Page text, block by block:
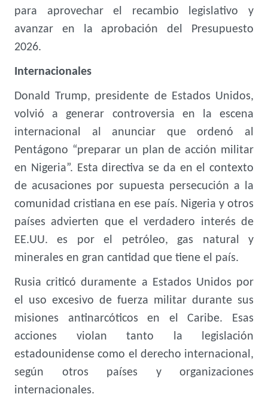
para aprovechar el recambio legislativo y
avanzar en la aprobación del Presupuesto
2026.
Internacionales
Donald Trump, presidente de Estados Unidos,
volvió a generar controversia en la escena
internacional al anunciar que ordenó al
Pentágono “preparar un plan de acción militar
en Nigeria”. Esta directiva se da en el contexto
de acusaciones por supuesta persecución a la
comunidad cristiana en ese país. Nigeria y otros
países advierten que el verdadero interés de
EE.UU. es por el petróleo, gas natural y
minerales en gran cantidad que tiene el país.
Rusia criticó duramente a Estados Unidos por
el uso excesivo de fuerza militar durante sus
misiones antinarcóticos en el Caribe. Esas
acciones violan tanto la legislación
estadounidense como el derecho internacional,
según otros países y organizaciones
internacionales.